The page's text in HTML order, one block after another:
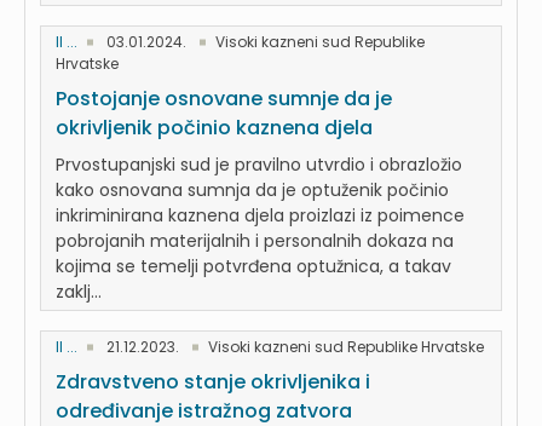
II ... 03.01.2024.
Visoki kazneni sud Republike
Hrvatske
Postojanje osnovane sumnje da je
okrivljenik počinio kaznena djela
Prvostupanjski sud je pravilno utvrdio i obrazložio
kako osnovana sumnja da je optuženik počinio
inkriminirana kaznena djela proizlazi iz poimence
pobrojanih materijalnih i personalnih dokaza na
kojima se temelji potvrđena optužnica, a takav
zaklj...
II ... 21.12.2023. Visoki kazneni sud Republike Hrvatske
Zdravstveno stanje okrivljenika i
određivanje istražnog zatvora